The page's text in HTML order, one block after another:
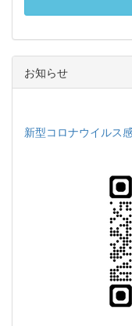
お知らせ
新型コロナウイルス